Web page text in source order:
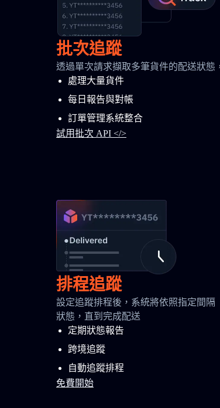
批次追蹤
透過單次請求擷取多筆貨件的配送狀態
處理大量貨件
每日報告與對帳
訂單管理系統整合
試用批次 API </>
排程追蹤
設定追蹤排程後，系統將依照指定間
狀態，直到完成配送
定期狀態報告
跨境追蹤
自動追蹤排程
免費開始